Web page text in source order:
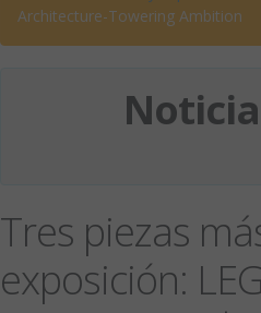
Architecture-Towering Ambition
Tres piezas
exposición: